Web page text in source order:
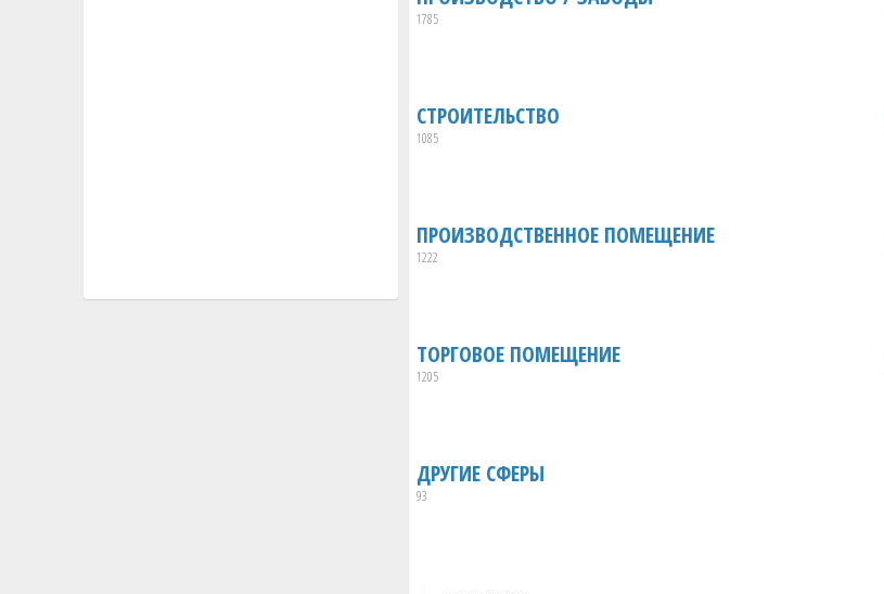
1785
СТРОИТЕЛЬСТВО
1085
ПРОИЗВОДСТВЕННОЕ ПОМЕЩЕНИЕ
1222
ТОРГОВОЕ ПОМЕЩЕНИЕ
1205
ДРУГИЕ СФЕРЫ
93